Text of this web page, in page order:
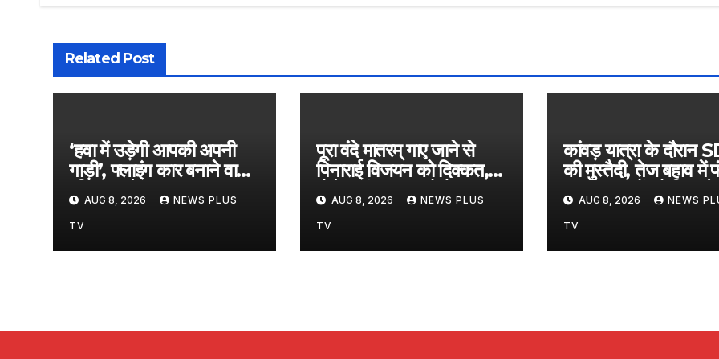
Related Post
‘हवा में उड़ेगी आपकी अपनी
गाड़ी’, फ्लाइंग कार बनाने वाले
रवि टम्टा ने बताया फ्यूचर प्लान​
on August 8, 2026
at 2:36 pm
AUG 8, 2026 NEWS PLUS
TV
पूरा वंदे मातरम् गाए जाने से
पिनाराई विजयन को दिक्कत,
बोले- तुरंत वापस लो फैसला​
on August 8, 2026
at 1:17 pm
AUG 8, 2026 NEWS PLUS
TV
कांवड़ यात्रा के दौरान
की मुस्तैदी, तेज बहाव में
18 शिवभक्तों को किया
on August 8,
at 1:21 pm
AUG 8, 2026 NEWS
TV